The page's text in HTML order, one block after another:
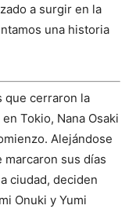
a surgir en la
una historia
que cerraron la
Tokio, Nana Osaki
Alejándose
sus días
ciudad, deciden
Onuki y Yumi